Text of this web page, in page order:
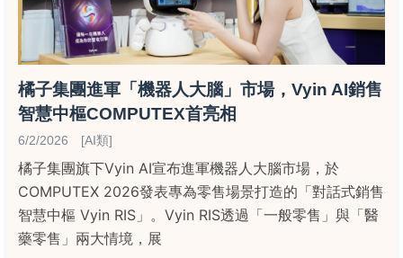
橘子集團進軍「機器人大腦」市場，Vyin AI銷售
智慧中樞COMPUTEX首亮相
6/2/2026 [AI類]
橘子集團旗下Vyin AI宣布進軍機器人大腦市場，於
COMPUTEX 2026發表專為零售場景打造的「對話式銷售
智慧中樞 Vyin RIS」。Vyin RIS透過「一般零售」與「醫
藥零售」兩大情境，展